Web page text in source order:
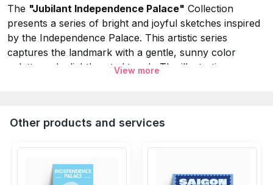
The "Jubilant Independence Palace" Collection
presents a series of bright and joyful sketches inspired
by the Independence Palace. This artistic series
captures the landmark with a gentle, sunny color
palette and a lighthearted touch. The illustrations
atmosphere of this iconic site.
Specifications:
Collection:Jubilant Independence Palace.
View more
Other products and services